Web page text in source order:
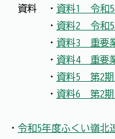
資料 ・ 資料1 令和5
・ 資料2 令和5
・ 資料3 重要
・ 資料4 重要
・ 資料5 第2期
・ 資料6 第2期
・ 令和5年度ふくい嶺